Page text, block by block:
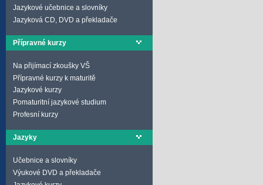
Jazykové učebnice a slovníky
Jazyková CD, DVD a překladače
Přípravné kurzy
Na přijímací zkoušky VŠ
Přípravné kurzy k maturitě
Jazykové kurzy
Pomaturitní jazykové studium
Profesní kurzy
Jazyky
Učebnice a slovníky
Výukové DVD a překladače